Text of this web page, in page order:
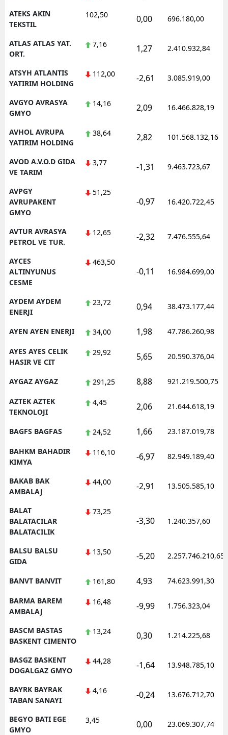
ATEKS AKIN
TEKSTIL
102,50 0,00 696.180,00
ATLAS ATLAS YAT.
ORT.
7,16 1,27 2.410.932,84
ATSYH ATLANTIS
YATIRIM HOLDING
112,00 -2,61 3.085.919,00
AVGYO AVRASYA
GMYO
14,16 2,09 16.466.828,19
AVHOL AVRUPA
YATIRIM HOLDING
38,64 2,82 101.568.132,16
AVOD A.V.O.D GIDA
VE TARIM
3,77 -1,31 9.463.723,67
AVPGY
AVRUPAKENT
GMYO
51,25
-0,97 16.420.722,45
AVTUR AVRASYA
PETROL VE TUR.
12,65 -2,32 7.476.555,64
AYCES
ALTINYUNUS
CESME
463,50
-0,11 16.984.699,00
AYDEM AYDEM
ENERJI
23,72 0,94 38.473.177,44
AYEN AYEN ENERJI 34,00 1,98 47.786.260,98
AYES AYES CELIK
HASIR VE CIT
29,92 5,65 20.590.376,04
AYGAZ AYGAZ 291,25 8,88 921.219.500,75
AZTEK AZTEK
TEKNOLOJI
4,45 2,06 21.644.618,19
BAGFS BAGFAS 24,52 1,66 23.187.019,78
BAHKM BAHADIR
KIMYA
116,10 -6,97 82.949.189,40
BAKAB BAK
AMBALAJ
44,00 -2,91 13.505.585,10
BALAT
BALATACILAR
BALATACILIK
73,25
-3,30 1.240.357,60
BALSU BALSU
GIDA
13,50 -5,20 2.257.746.210,65
BANVT BANVIT 161,80 4,93 74.623.991,30
BARMA BAREM
AMBALAJ
16,48 -9,99 1.756.323,04
BASCM BASTAS
BASKENT CIMENTO
13,24 0,30 1.214.225,68
BASGZ BASKENT
DOGALGAZ GMYO
44,28 -1,64 13.948.785,10
BAYRK BAYRAK
TABAN SANAYI
4,16 -0,24 13.676.712,70
BEGYO BATI EGE
GMYO
3,45 0,00 23.069.307,74